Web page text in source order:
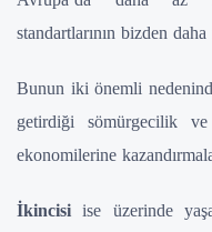
standartlarının bizden
Bunun iki önemli
getirdiği sömürgecilik
ekonomilerine
İkincisiise üzerinde